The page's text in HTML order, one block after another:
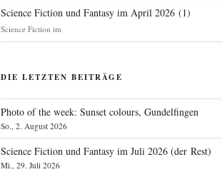
Science Fiction und Fantasy im April 2026 (1)
Science Fiction im
DIE LETZTEN BEITRÄGE
Photo of the week: Sunset colours, Gundelfingen
So., 2. August 2026
Science Fiction und Fantasy im Juli 2026 (der Rest)
Mi., 29. Juli 2026